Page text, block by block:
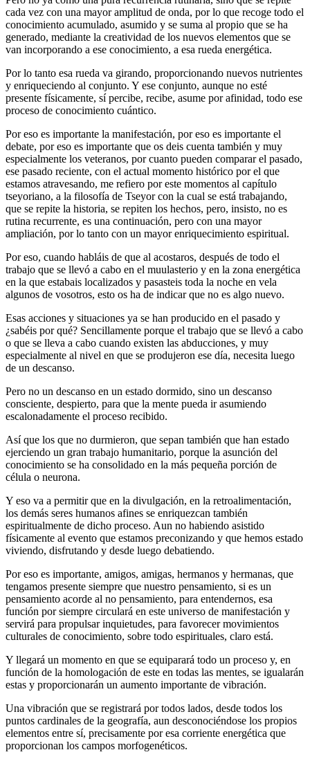
cada vez con una mayor amplitud de onda, por lo que recoge todo el
conocimiento acumulado, asumido y se suma al propio que se ha
generado, mediante la creatividad de los nuevos elementos que se
van incorporando a ese conocimiento, a esa rueda energética.
Por lo tanto esa rueda va girando, proporcionando nuevos nutrientes
y enriqueciendo al conjunto. Y ese conjunto, aunque no esté
presente físicamente, sí percibe, recibe, asume por afinidad, todo ese
proceso de conocimiento cuántico.
Por eso es importante la manifestación, por eso es importante el
debate, por eso es importante que os deis cuenta también y muy
especialmente los veteranos, por cuanto pueden comparar el pasado,
ese pasado reciente, con el actual momento histórico por el que
estamos atravesando, me refiero por este momentos al capítulo
tseyoriano, a la filosofía de Tseyor con la cual se está trabajando,
que se repite la historia, se repiten los hechos, pero, insisto, no es
rutina recurrente, es una continuación, pero con una mayor
ampliación, por lo tanto con un mayor enriquecimiento espiritual.
Por eso, cuando habláis de que al acostaros, después de todo el
trabajo que se llevó a cabo en el muulasterio y en la zona energética
en la que estabais localizados y pasasteis toda la noche en vela
algunos de vosotros, esto os ha de indicar que no es algo nuevo.
Esas acciones y situaciones ya se han producido en el pasado y
¿sabéis por qué? Sencillamente porque el trabajo que se llevó a cabo
o que se lleva a cabo cuando existen las abducciones, y muy
especialmente al nivel en que se produjeron ese día, necesita luego
de un descanso.
Pero no un descanso en un estado dormido, sino un descanso
consciente, despierto, para que la mente pueda ir asumiendo
escalonadamente el proceso recibido.
Así que los que no durmieron, que sepan también que han estado
ejerciendo un gran trabajo humanitario, porque la asunción del
conocimiento se ha consolidado en la más pequeña porción de
célula o neurona.
Y eso va a permitir que en la divulgación, en la retroalimentación,
los demás seres humanos afines se enriquezcan también
espiritualmente de dicho proceso. Aun no habiendo asistido
físicamente al evento que estamos preconizando y que hemos estado
viviendo, disfrutando y desde luego debatiendo.
Por eso es importante, amigos, amigas, hermanos y hermanas, que
tengamos presente siempre que nuestro pensamiento, si es un
pensamiento acorde al no pensamiento, para entendernos, esa
función por siempre circulará en este universo de manifestación y
servirá para propulsar inquietudes, para favorecer movimientos
culturales de conocimiento, sobre todo espirituales, claro está.
Y llegará un momento en que se equiparará todo un proceso y, en
función de la homologación de este en todas las mentes, se igualarán
estas y proporcionarán un aumento importante de vibración.
Una vibración que se registrará por todos lados, desde todos los
puntos cardinales de la geografía, aun desconociéndose los propios
elementos entre sí, precisamente por esa corriente energética que
proporcionan los campos morfogenéticos.